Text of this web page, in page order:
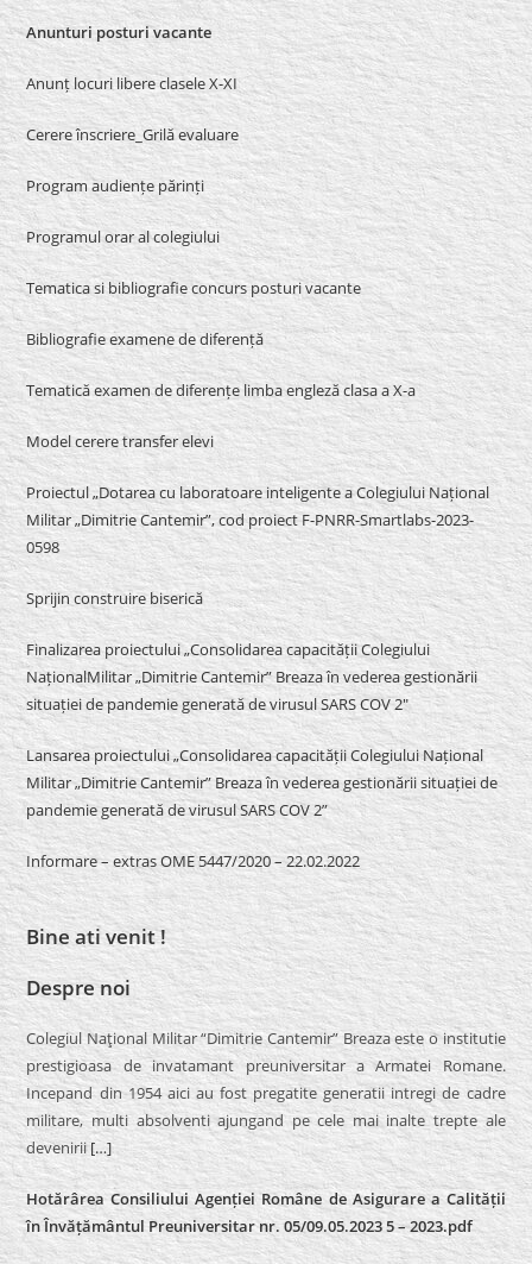
Anunturi posturi vacante
Anunț locuri libere clasele X-XI
Cerere înscriere_Grilă evaluare
Program audiențe părinți
Programul orar al colegiului
Tematica si bibliografie concurs posturi vacante
Bibliografie examene de diferență
Tematică examen de diferențe limba engleză clasa a X-a
Model cerere transfer elevi
Proiectul „Dotarea cu laboratoare inteligente a Colegiului Național
Militar „Dimitrie Cantemir”, cod proiect F-PNRR-Smartlabs-2023-
0598
Sprijin construire biserică
Finalizarea proiectului „Consolidarea capacității Colegiului
NaționalMilitar „Dimitrie Cantemir” Breaza în vederea gestionării
situației de pandemie generată de virusul SARS COV 2″
Lansarea proiectului „Consolidarea capacității Colegiului Național
Militar „Dimitrie Cantemir” Breaza în vederea gestionării situației de
pandemie generată de virusul SARS COV 2”
Informare – extras OME 5447/2020 – 22.02.2022
Bine ati venit !
Despre noi
Colegiul Naţional Militar “Dimitrie Cantemir” Breaza este o institutie
prestigioasa de invatamant preuniversitar a Armatei Romane.
Incepand din 1954 aici au fost pregatite generatii intregi de cadre
militare, multi absolventi ajungand pe cele mai inalte trepte ale
devenirii[…]
Hotărârea Consiliului Agenției Române de Asigurare a Calității
în Învățământul Preuniversitar nr. 05/09.05.2023 5 – 2023.pdf